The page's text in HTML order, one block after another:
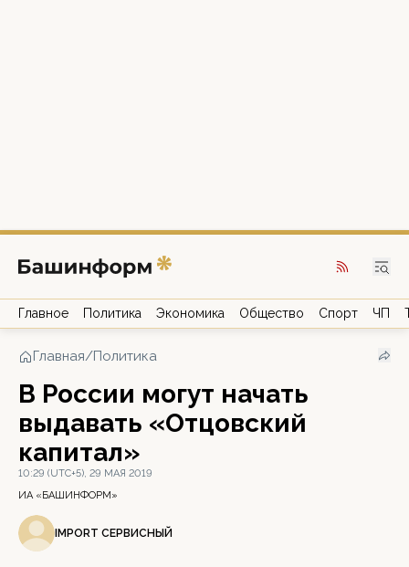
Главное Политика Экономика Общество Спорт ЧП
Главная/Политика
В России могут начать
выдавать «Отцовский
капитал»
10:29 (UTC+5), 29 МАЯ 2019
ИА «БАШИНФОРМ»
IMPORT СЕРВИСНЫЙ